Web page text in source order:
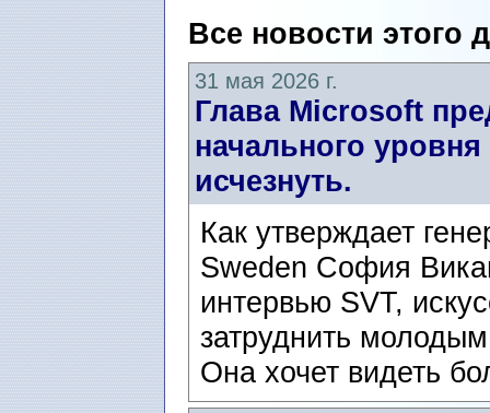
Все новости этого
31 мая 2026 г.
Глава Microsoft
начального
исчезнуть.
Как утверждает
Sweden София
интервью SVT,
затруднить
Она хочет видеть